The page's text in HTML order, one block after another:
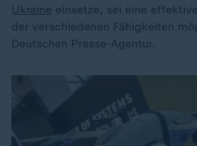
Ukraine einsetze, sei eine
der verschiedenen Fähigkeiten
Deutschen Presse-Agentur.